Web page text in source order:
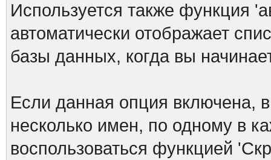
Используется также функция
автоматически отображает
базы данных, когда вы
Если данная опция включена,
несколько имен, по одному в
воспользоваться функцией